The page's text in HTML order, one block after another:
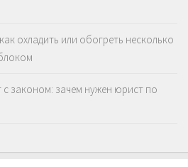
охладить или обогреть несколько
с законом: зачем нужен юрист по